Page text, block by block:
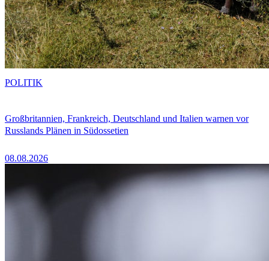
Großbritannien, Frankreich, Deutschland und Italien warnen vor
Russlands Plänen in Südossetien
08.08.2026
POLITIK